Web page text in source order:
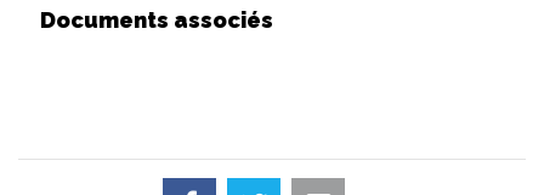
Documents associés